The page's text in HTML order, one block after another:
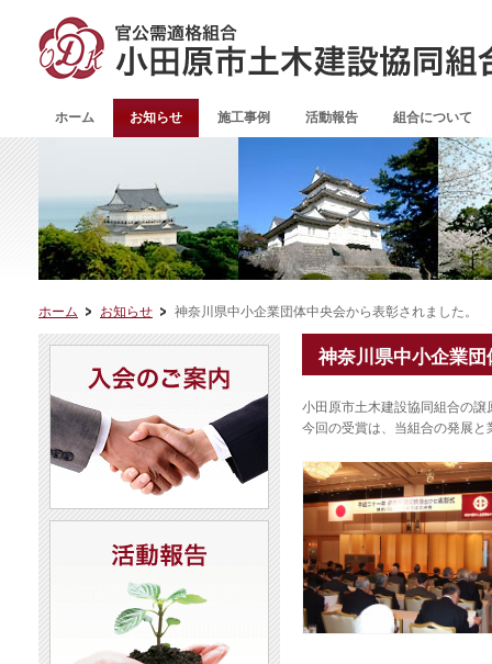
ホーム お知らせ 施工事例 活動報告 組合について
ホーム お知らせ 神奈川県中小企業団体中央会から表彰されました。
神奈川県中小企業
小田原市土木建設協同組合の
今回の受賞は、当組合の発展